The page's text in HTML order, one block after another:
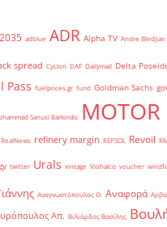
2035 adblue ADR Alpha TV Andre Bledjian
spread Cyclon DAF Dailymail Delta
Pass fuelprices.gr fund Goldman Sachs
Sanusi Barkindo
RealNews refinery margin REPSOL Revoil
twitter Urals vintage Viohalco voucher
Αναγνωστόπουλος Θ. Αναφορά
Απ. Βιλιάρδος Βασίλης